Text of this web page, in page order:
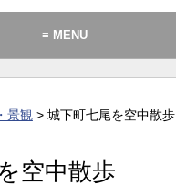
≡ MENU
カレンダー
景観 > 城下町七尾を空中散歩
空中散歩